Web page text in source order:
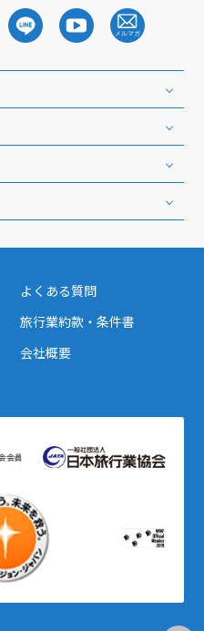
よくある質問
旅行業約款・条件書
会社概要